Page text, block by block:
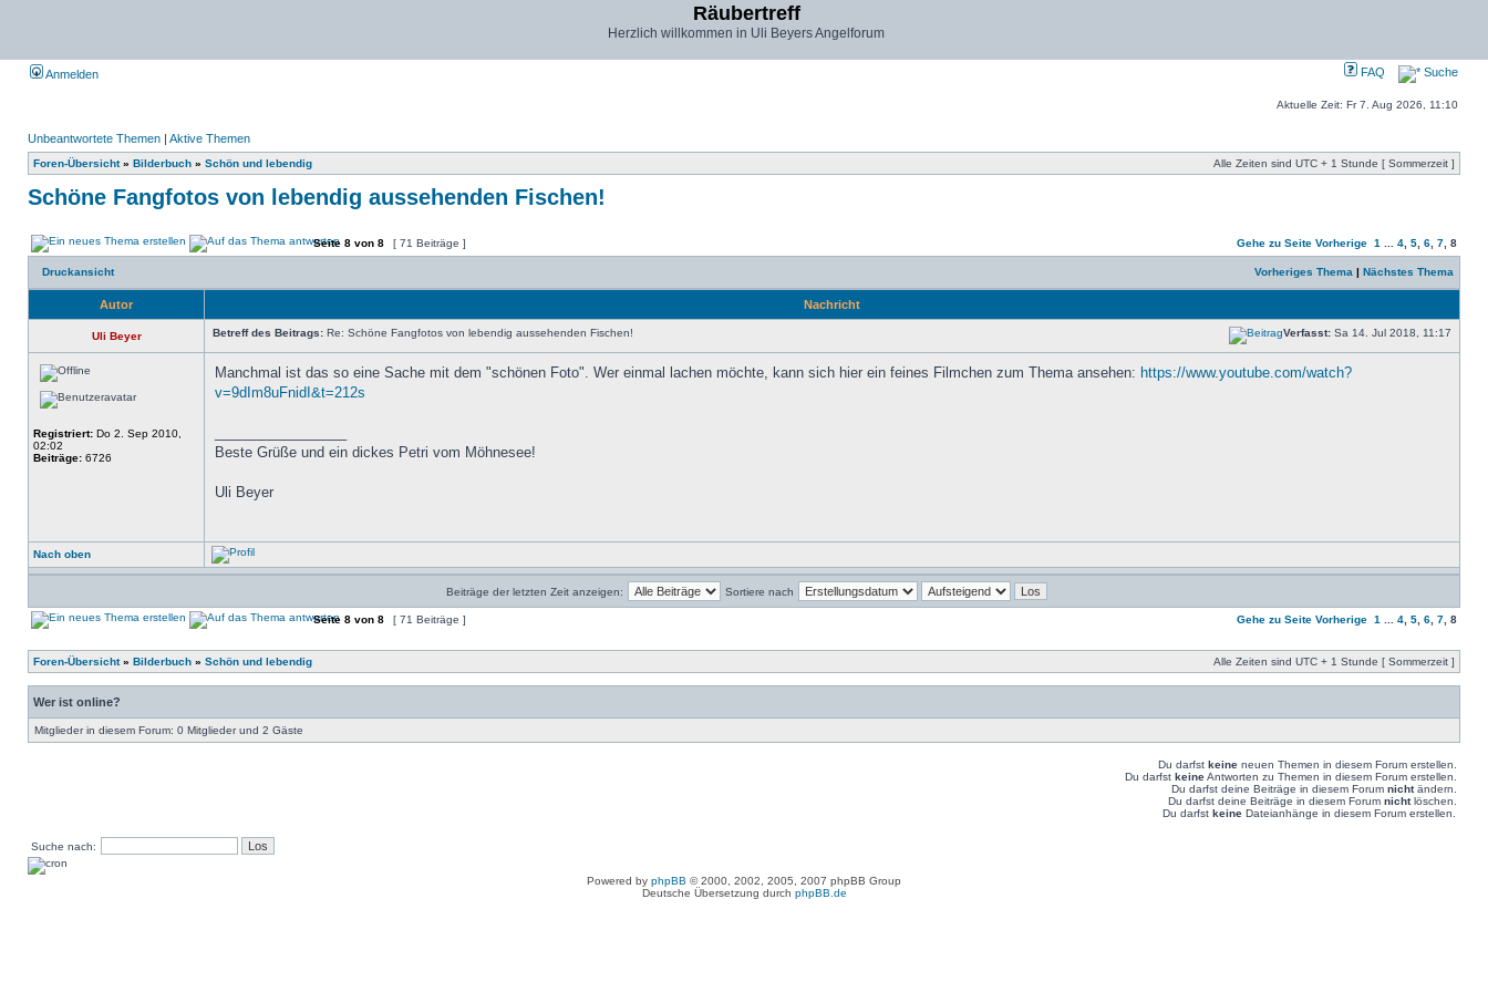
Räubertreff
Herzlich willkommen in Uli Beyers Angelforum
Anmelden FAQ Suche
Aktuelle Zeit: Fr 7. Aug 2026, 11:10
Unbeantwortete Themen | Aktive Themen
Foren-Übersicht» Bilderbuch » Schön und lebendig Alle Zeiten sind UTC + 1 Stunde [ Sommerzeit ]
Schöne Fangfotos von lebendig aussehenden Fischen!
Seite 8 von 8 [ 71 Beiträge ] Gehe zu Seite Vorherige 1 4 5 6 7 8
Druckansicht Vorheriges Thema | Nächstes Thema
Autor Nachricht
Uli Beyer Betreff des Beitrags: Re: Schöne Fangfotos von lebendig aussehenden Fischen! Verfasst: Sa 14. Jul 2018, 11:17
Registriert: Do 2. Sep 2010,
02:02
Beiträge: 6726
Manchmal ist das so eine Sache mit dem "schönen Foto". Wer einmal lachen möchte, kann sich hier ein feines Filmchen zum Thema ansehen: https://www.youtube.com/watch?
v=9dIm8uFnidI&t=212s
Beste Grüße und ein dickes Petri vom Möhnesee!
Uli Beyer
Nach oben
Beiträge der letzten Zeit anzeigen: Sortiere nach
Seite 8 von 8 [ 71 Beiträge ] Gehe zu Seite Vorherige 1 4 5 6 7 8
Foren-Übersicht» Bilderbuch » Schön und lebendig Alle Zeiten sind UTC + 1 Stunde [ Sommerzeit ]
Wer ist online?
Mitglieder in diesem Forum: 0 Mitglieder und 2 Gäste
Du darfst keine neuen Themen in diesem Forum erstellen.
Du darfst keineAntworten zu Themen in diesem Forum erstellen.
Du darfst deine Beiträge in diesem Forum nichtändern.
Du darfst deine Beiträge in diesem Forum nichtlöschen.
Du darfst keine Dateianhänge in diesem Forum erstellen.
Suche nach:
Powered by phpBB © 2000, 2002, 2005, 2007 phpBB Group
Deutsche Übersetzung durch phpBB.de